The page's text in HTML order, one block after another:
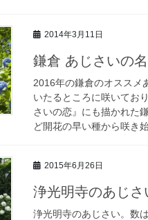
2014年3月11日
鎌倉 あじさいの
2016年の鎌倉のオススメ
いたるところに咲いてお
さいの恋』にも描かれた
ど開花の早い種から咲き
2015年6月26日
浄光明寺のあじさ
浄光明寺のあじさい。数